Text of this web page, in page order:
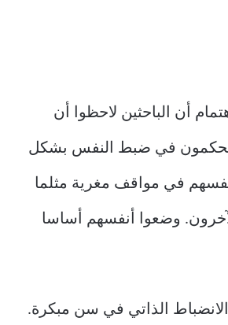
أن الباحثين لاحظوا أن
في ضبط النفس بشكل
في مواقف مغرية مثلما
وضعوا أنفسهم أساسا
الانضباط الذاتي في سن مبكرة.